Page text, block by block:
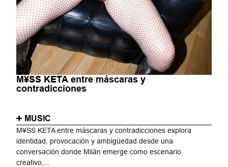
M¥SS KETA entre máscaras y
contradicciones
MUSIC
M¥SS KETA entre máscaras y contradicciones explora
identidad, provocación y ambigüedad desde una
conversación donde Milán emerge como escenario
creativo,...